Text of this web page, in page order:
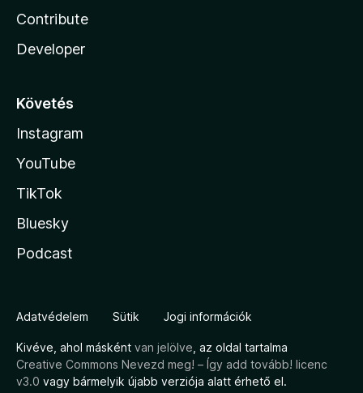
Contribute
Developer
Követés
Instagram
YouTube
TikTok
Bluesky
Podcast
Adatvédelem Sütik Jogi információk
Kivéve, ahol másként van jelölve , az oldal tartalma
Creative Commons Nevezd meg! – Így add tovább! licenc
v3.0 vagy bármelyik újabb verziója alatt érhető el.